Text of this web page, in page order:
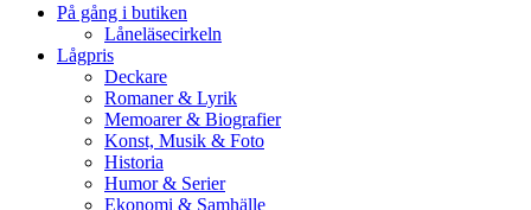
På gång i butiken
Låneläsecirkeln
Lågpris
Deckare
Romaner & Lyrik
Memoarer & Biografier
Konst, Musik & Foto
Historia
Humor & Serier
Ekonomi & Samhälle